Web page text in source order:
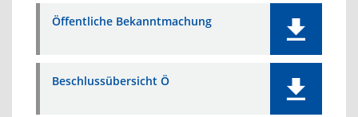
Öffentliche Bekanntmachung
Beschlussübersicht Ö